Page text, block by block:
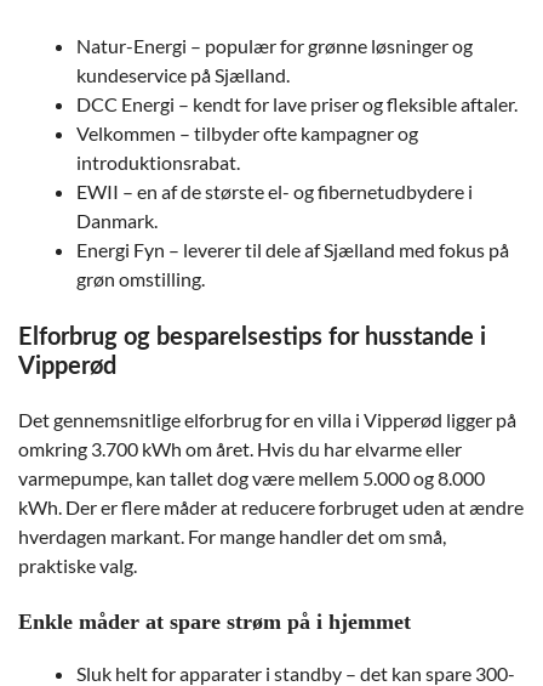
Natur-Energi – populær for grønne løsninger og
kundeservice på Sjælland.
DCC Energi – kendt for lave priser og fleksible aftaler.
Velkommen – tilbyder ofte kampagner og
introduktionsrabat.
EWII – en af de største el- og fibernetudbydere i
Danmark.
Energi Fyn – leverer til dele af Sjælland med fokus på
grøn omstilling.
Elforbrug og besparelsestips for husstande i
Vipperød
Det gennemsnitlige elforbrug for en villa i Vipperød ligger på
omkring 3.700 kWh om året. Hvis du har elvarme eller
varmepumpe, kan tallet dog være mellem 5.000 og 8.000
kWh. Der er flere måder at reducere forbruget uden at ændre
hverdagen markant. For mange handler det om små,
praktiske valg.
Enkle måder at spare strøm på i hjemmet
Sluk helt for apparater i standby – det kan spare 300-